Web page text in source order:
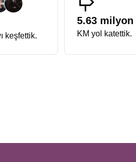
harmanlandığını görmek isteyenler
tarafında zarafet, estetik ve
yanıdır. Aynı zamanda Almanya
kesinlikle Alsace bölgesi ve
bu bölgeyi benzersiz kılar.
en eski pazarlarından biri olan
güçlü şekilde hissettiren rotalardan
keşfettik.
5.63 milyon
KM yol katettik.